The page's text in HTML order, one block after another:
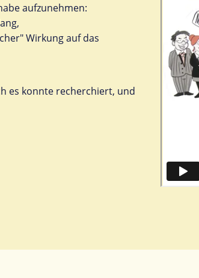
aufzunehmen:
Wirkung auf das
es konnte recherchiert, und